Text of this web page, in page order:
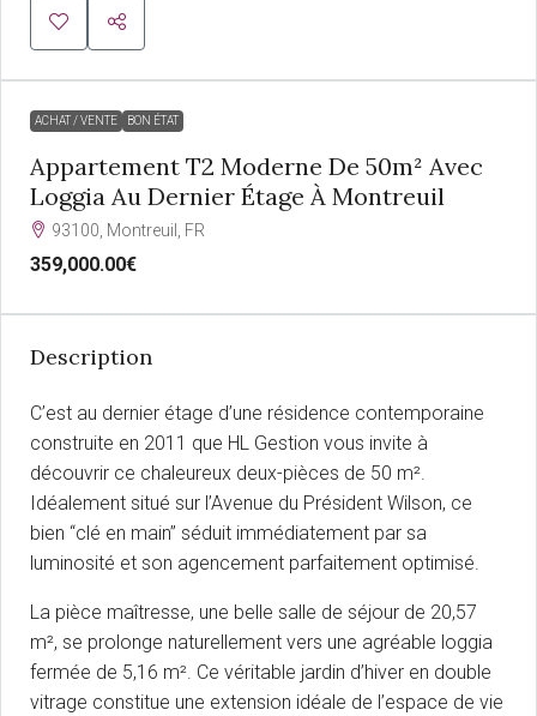
ACHAT / VENTE BON ÉTAT
Appartement T2 Moderne De 50m² Avec
Loggia Au Dernier Étage À Montreuil
93100, Montreuil, FR
359,000.00€
Description
C’est au dernier étage d’une résidence contemporaine
construite en 2011 que HL Gestion vous invite à
découvrir ce chaleureux deux-pièces de 50 m².
Idéalement situé sur l’Avenue du Président Wilson, ce
bien “clé en main” séduit immédiatement par sa
luminosité et son agencement parfaitement optimisé.
La pièce maîtresse, une belle salle de séjour de 20,57
m², se prolonge naturellement vers une agréable loggia
fermée de 5,16 m². Ce véritable jardin d’hiver en double
vitrage constitue une extension idéale de l’espace de vie